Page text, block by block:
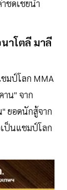
ชดเชยน้ำ
าโตลี มาลี
ชมป์โลก MMA
าน" จาก
ยอดนักสู้จาก
ป็นแชมป์โลก